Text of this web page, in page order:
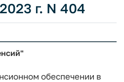
г. N 404
обеспечении в